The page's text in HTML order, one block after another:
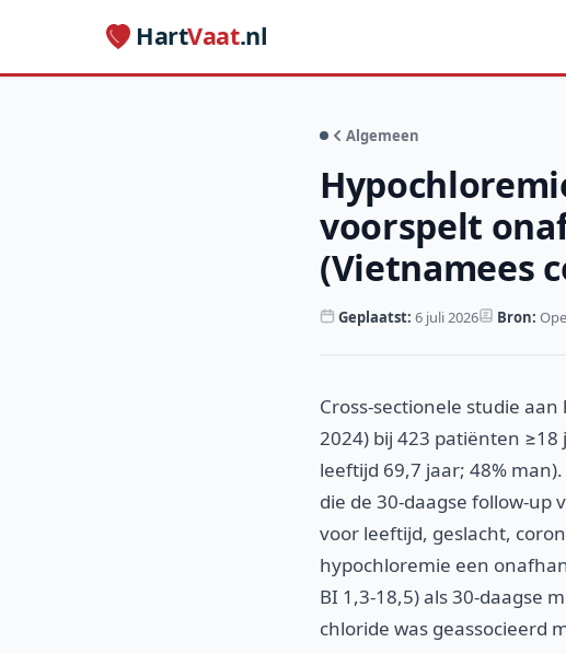
HartVaat.nl
Algemeen
voorspelt
(Vietnamees
Geplaatst: 6 juli 2026 Bron:
Cross-sectionele studie
2024) bij 423 patiënten
leeftijd 69,7 jaar; 48%
die de 30-daagse follow-up
voor leeftijd, geslacht,
hypochloremie een
BI 1,3-18,5) als 30-daagse
chloride was geassocieerd